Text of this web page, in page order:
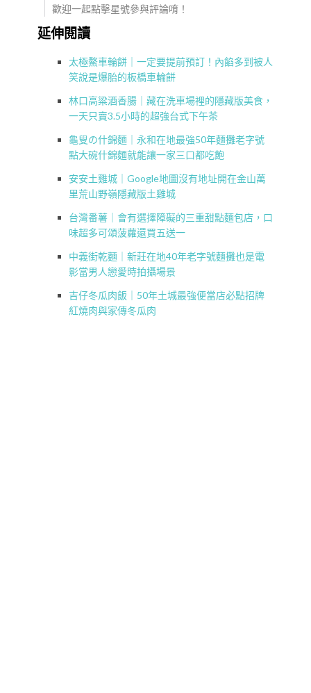
歡迎一起點擊星號參與評論唷！
延伸閱讀
太極鰲車輪餅｜一定要提前預訂！內餡多到被人
笑說是爆胎的板橋車輪餅
林口高粱酒香腸｜藏在洗車場裡的隱藏版美食，
一天只賣3.5小時的超強台式下午茶
龜叟の什錦麵｜永和在地最強50年麵攤老字號
點大碗什錦麵就能讓一家三口都吃飽
安安土雞城｜Google地圖沒有地址開在金山萬
里荒山野嶺隱藏版土雞城
台灣番薯｜會有選擇障礙的三重甜點麵包店，口
味超多可頌菠蘿還買五送一
中義街乾麵｜新莊在地40年老字號麵攤也是電
影當男人戀愛時拍攝場景
吉仔冬瓜肉飯｜50年土城最強便當店必點招牌
紅燒肉與家傳冬瓜肉